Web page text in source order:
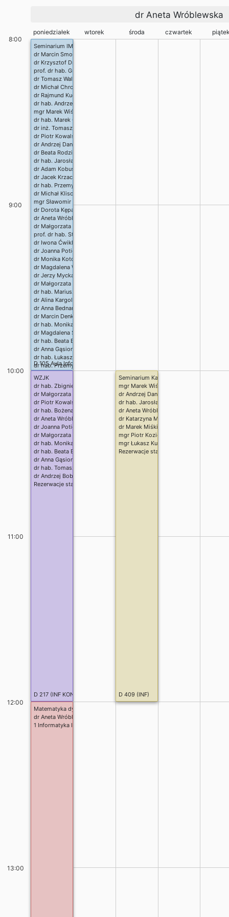
dr Aneta Wróblewska
8:00
9:00
10:00
11:00
12:00
13:00
poniedziałek wtorek środa czwartek
Seminarium IMiI
dr Marcin Smolira
dr Krzysztof Dmitruk
prof. dr hab. Grzegorz Wójcik
dr Tomasz Walczyński
dr Michał Chromiak
dr Rajmund Kuduk
dr hab. Andrzej Krajka
mgr Marek Wiśniewski
dr hab. Marek Góźdź
dr inż. Tomasz Żurek
dr Piotr Kowalski
dr Andrzej Daniluk
dr Beata Rodzik
dr hab. Jarosław Bylina
dr Adam Kobus
dr Jacek Krzaczkowski
dr hab. Przemysław Stpiczyński
dr Michał Klisowski
mgr Sławomir Kotyra
dr Dorota Kępa-Maksymowicz
dr Aneta Wróblewska
dr Małgorzata Michalska
prof. dr hab. Stanisław Prus
dr Iwona Ćwiklińska
dr Joanna Potiopa
dr Monika Kotorowicz
dr Magdalena Wołoszkiewicz-Cyll
dr Jerzy Mycka
dr Małgorzata Cudna
dr hab. Mariusz Bieniek
dr Alina Kargol
dr Anna Bednarska
dr Marcin Denkowski
dr hab. Monika Budzyńska
dr Magdalena Skrzypiec
dr hab. Beata Bylina
dr Anna Gąsior
dr hab. Łukasz Piasecki
dr hab. Przemysław Matuła
dr hab. Andrzej Kryczka
dr Anna Walczuk
dr Agnieszka Kozak-Prus
dr Anna Pyzara
dr hab. Łukasz Kruk
prof. dr hab. Jerzy Kozicki
dr Bartosz Łanucha
dr Tymoteusz Chojecki
dr Monika Piekarz
dr Anna Gajos-Balińska
prof. dr hab. Maria Nowak
dr Bartłomiej Kotyra
dr Łukasz Kwaśniewicz
dr Katarzyna Mazur
dr inż. Andrzej Kawiak
dr Andrzej Bobyk
D 105 Aula Informatyki
Seminarium Katedry
mgr Marek Wiśniewski
dr Andrzej Daniluk
dr hab. Jarosław Bylina
dr Aneta Wróblewska
dr Katarzyna Mazur
dr Marek Miśkiewicz
mgr Piotr Koziej
mgr Łukasz Kurant
Rezerwacje stałe
D 409 (INF)
WZJK
dr hab. Zbigniew Surowiec
dr Małgorzata Wiertel
dr Piotr Kowalski
dr hab. Bożena Zgardzińska
dr Aneta Wróblewska
dr Joanna Potiopa
dr Małgorzata Cudna
dr hab. Monika Budzyńska
dr hab. Beata Bylina
dr Anna Gąsior
dr hab. Tomasz Kwapiński
dr Andrzej Bobyk
Rezerwacje stałe
D 217 (INF KONF.)
Matematyka dyskretna
dr Aneta Wróblewska
1 Informatyka I st.